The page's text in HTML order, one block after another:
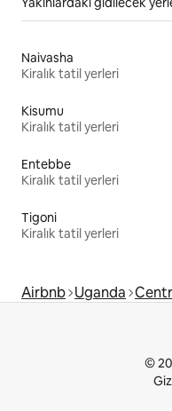
Naivasha
Kiralık tatil yerleri
Kisumu
Kiralık tatil yerleri
Entebbe
Kiralık tatil yerleri
Tigoni
Kiralık tatil yerleri
Airbnb Uganda
©